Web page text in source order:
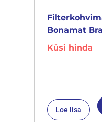
Bonamat
Küsi hinda
Loe lisa